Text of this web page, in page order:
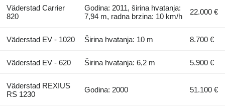
Väderstad Carrier
820
Godina: 2011, širina hvatanja:
7,94 m, radna brzina: 10 km/h
22.000 €
Väderstad EV - 1020 Širina hvatanja: 10 m 8.700 €
Väderstad EV - 620 Širina hvatanja: 6,2 m 5.900 €
Väderstad REXIUS
RS 1230
Godina: 2000 51.100 €